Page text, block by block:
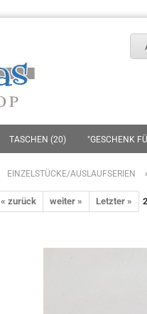
TASCHEN (20) "GESCHENK
EINZELSTÜCKE/AUSLAUFSERIEN
« zurück weiter » Letzter »